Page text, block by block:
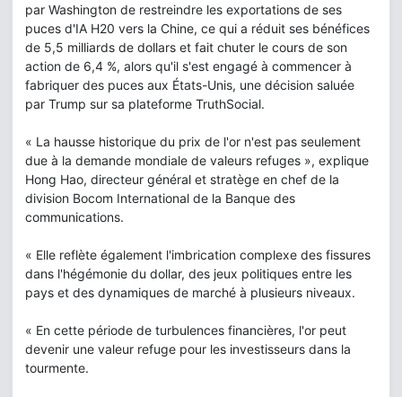
par Washington de restreindre les exportations de ses
puces d'IA H20 vers la Chine, ce qui a réduit ses bénéfices
de 5,5 milliards de dollars et fait chuter le cours de son
action de 6,4 %, alors qu'il s'est engagé à commencer à
fabriquer des puces aux États-Unis, une décision saluée
par Trump sur sa plateforme TruthSocial.
« La hausse historique du prix de l'or n'est pas seulement
due à la demande mondiale de valeurs refuges », explique
Hong Hao, directeur général et stratège en chef de la
division Bocom International de la Banque des
communications.
« Elle reflète également l'imbrication complexe des fissures
dans l'hégémonie du dollar, des jeux politiques entre les
pays et des dynamiques de marché à plusieurs niveaux.
« En cette période de turbulences financières, l'or peut
devenir une valeur refuge pour les investisseurs dans la
tourmente.